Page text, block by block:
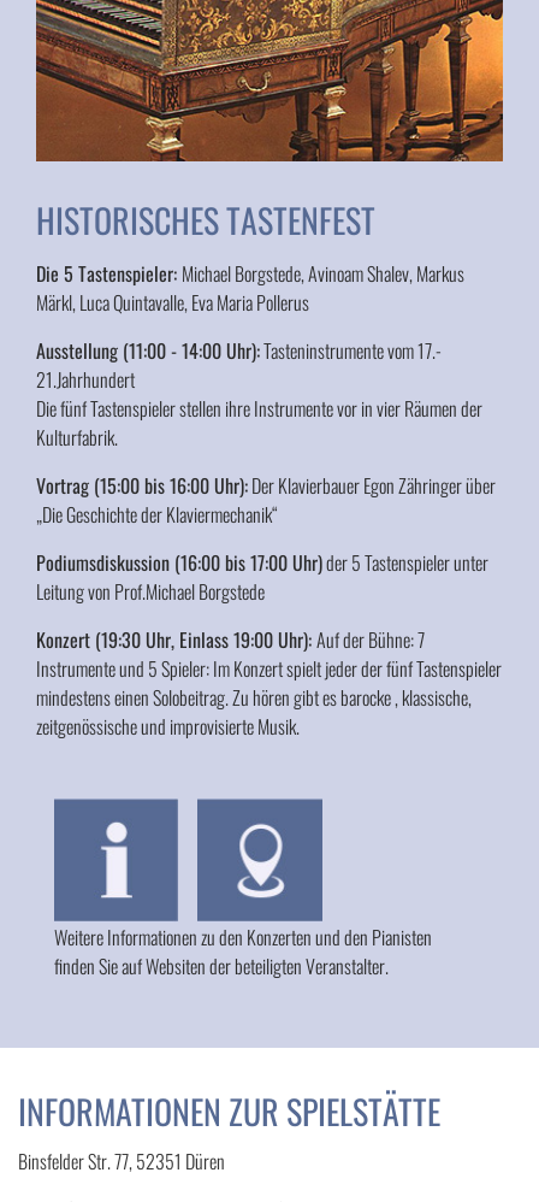
HISTORISCHES TASTENFEST
Die 5 Tastenspieler: Michael Borgstede, Avinoam Shalev, Markus
Märkl, Luca Quintavalle, Eva Maria Pollerus
Ausstellung (11:00 - 14:00 Uhr):Tasteninstrumente vom 17.-
21.Jahrhundert
Die fünf Tastenspieler stellen ihre Instrumente vor in vier Räumen der
Kulturfabrik.
Vortrag (15:00 bis 16:00 Uhr):Der Klavierbauer Egon Zähringer über
„Die Geschichte der Klaviermechanik“
Podiumsdiskussion (16:00 bis 17:00 Uhr)der 5 Tastenspieler unter
Leitung von Prof.Michael Borgstede
Konzert (19:30 Uhr, Einlass 19:00 Uhr):Auf der Bühne: 7
Instrumente und 5 Spieler: Im Konzert spielt jeder der fünf Tastenspieler
mindestens einen Solobeitrag. Zu hören gibt es barocke , klassische,
zeitgenössische und improvisierte Musik.
Weitere Informationen zu den Konzerten und den Pianisten
finden Sie auf Websiten der beteiligten Veranstalter.
INFORMATIONEN ZUR SPIELSTÄTTE
Binsfelder Str. 77, 52351 Düren